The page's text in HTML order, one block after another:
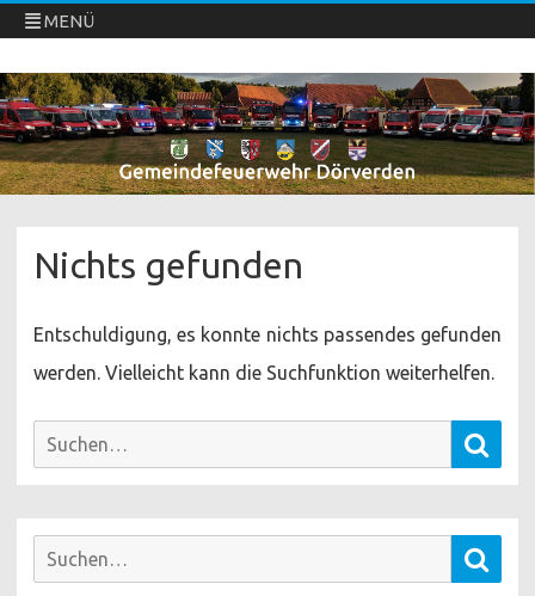
MENÜ
Freiwillige Feuerwehren Dörverden
Direkt
zum
Inhalt
springen
Nichts gefunden
Entschuldigung, es konnte nichts passendes gefunden
werden. Vielleicht kann die Suchfunktion weiterhelfen.
Suchen
Suchen